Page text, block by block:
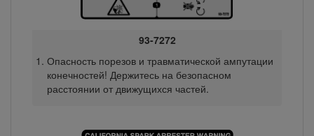
93-7272
Опасность порезов и травматической ампутации
конечностей! Держитесь на безопасном
расстоянии от движущихся частей.